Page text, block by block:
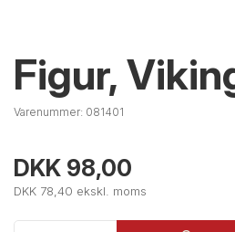
Figur,
Varenummer: 081401
DKK 98,00
DKK 78,40 ekskl. moms